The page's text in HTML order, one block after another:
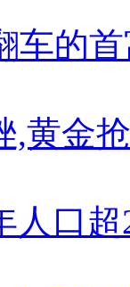
车的
,黄金
人口超